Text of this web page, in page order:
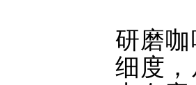
研磨
细度